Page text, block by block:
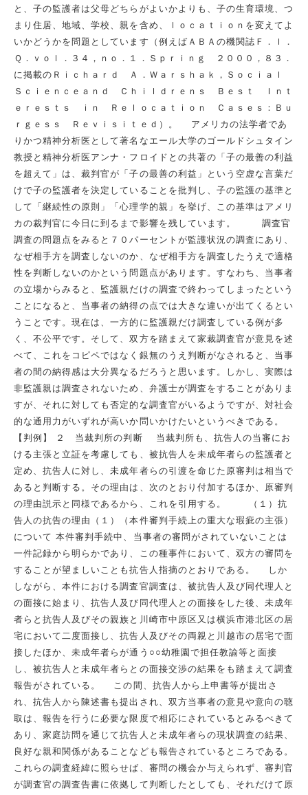
と、子の監護者は父母どちらがよいかよりも、子の生育環境、つ
まり住居、地域、学校、親を含め、ｌｏｃａｔｉｏｎを変えてよ
いかどうかを問題としています（例えばＡＢＡの機関誌Ｆ．ｌ．
Ｑ．ｖｏｌ．３４，ｎｏ．１．Ｓｐｒｉｎｇ ２０００，８３．
に掲載のＲｉｃｈａｒｄ Ａ．Ｗａｒｓｈａｋ，Ｓｏｃｉａｌ
Ｓｃｉｅｎｃｅａｎｄ Ｃｈｉｌｄｒｅｎｓ Ｂｅｓｔ Ｉｎｔ
ｅｒｅｓｔｓ ｉｎ Ｒｅｌｏｃａｔｉｏｎ Ｃａｓｅｓ：Ｂｕ
ｒｇｅｓｓ Ｒｅｖｉｓｉｔｅｄ）。 アメリカの法学者であ
りかつ精神分析医として著名なエール大学のゴールドシュタイン
教授と精神分析医アンナ・フロイドとの共著の「子の最善の利益
を超えて」は、裁判官が「子の最善の利益」という空虚な言葉だ
けで子の監護者を決定していることを批判し、子の監護の基準と
して「継続性の原則」「心理学的親」を挙げ、この基準はアメリ
カの裁判官に今日に到るまで影響を残しています。 調査官
調査の問題点をみると７０パーセントが監護状況の調査にあり、
なぜ相手方を調査しないのか、なぜ相手方を調査したうえで適格
性を判断しないのかという問題点があります。すなわち、当事者
の立場からみると、監護親だけの調査で終わってしまったという
ことになると、当事者の納得の点では大きな違いが出てくるとい
うことです。現在は、一方的に監護親だけ調査している例が多
く、不公平です。そして、双方を踏まえて家裁調査官が意見を述
べて、これをコピペではなく銀無のうえ判断がなされると、当事
者の間の納得感は大分異なるだろうと思います。しかし、実際は
非監護親は調査されないため、弁護士が調査をすることがありま
すが、それに対しても否定的な調査官がいるようですが、対社会
的な通用力がいずれが高いか問いかけたいというべきである。
【判例】 ２ 当裁判所の判断 当裁判所も、抗告人の当審にお
ける主張と立証を考慮しても、被抗告人を未成年者らの監護者と
定め、抗告人に対し、未成年者らの引渡を命じた原審判は相当で
あると判断する。その理由は、次のとおり付加するほか、原審判
の理由説示と同様であるから、これを引用する。 （１）抗
告人の抗告の理由（１）（本件審判手続上の重大な瑕疵の主張）
について 本件審判手続中、当事者の審問がされていないことは
一件記録から明らかであり、この種事件において、双方の審問を
することが望ましいことも抗告人指摘のとおりである。 しか
しながら、本件における調査官調査は、被抗告人及び同代理人と
の面接に始まり、抗告人及び同代理人との面接をした後、未成年
者らと抗告人及びその親族と川崎市中原区又は横浜市港北区の居
宅において二度面接し、抗告人及びその両親と川越市の居宅で面
接したほか、未成年者らが通う○○幼稚園で担任教諭等と面接
し、被抗告人と未成年者らとの面接交渉の結果をも踏まえて調査
報告がされている。 この間、抗告人から上申書等が提出さ
れ、抗告人から陳述書も提出され、双方当事者の意見や意向の聴
取は、報告を行うに必要な限度で相応にされているとみるべきて
あり、家庭訪問を通じて抗告人と未成年者らの現状調査の結果、
良好な親和関係があることなども報告されているところである。
これらの調査経緯に照らせば、審問の機会か与えられず、審判官
が調査官の調査告書に依拠して判断したとしても、それだけて原